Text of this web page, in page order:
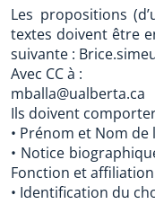
Les propositions
textes doivent être
suivante :
Avec CC à :
mballa@ualberta.ca
Ils doivent
• Prénom et Nom de
• Notice
Fonction et
• Identification du